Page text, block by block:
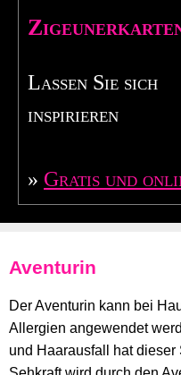
Lassen Sie sich
inspirieren
» Gratis und
Aventurin
Der Aventurin kann bei
Allergien angewendet
und Haarausfall hat